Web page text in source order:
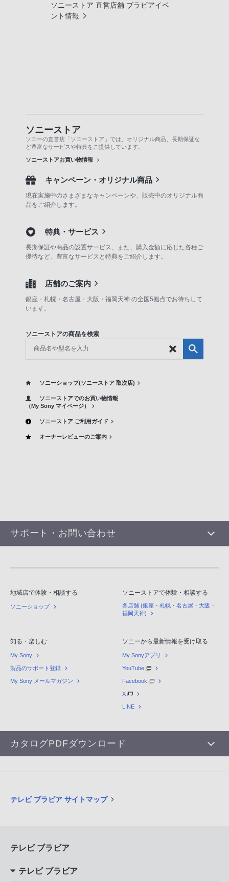
ソニーストア 直営店舗 ブラビアイベ
ント情報
ソニーストア
ソニーの直営店「ソニーストア」では、オリジナル商品、長期保証な
ど豊富なサービスや特典をご提供しています。
ソニーストアお買い物情報
キャンペーン・オリジナル商品
現在実施中のさまざまなキャンペーンや、販売中のオリジナル商
品をご紹介します。
特典・サービス
長期保証や商品の設置サービス、また、購入金額に応じた各種ご
優待など、豊富なサービスと特典をご紹介します。
店舗のご案内
銀座・札幌・名古屋・大阪・福岡天神 の全国5拠点でお待ちして
います。
ソニーストアの商品を検索
ソニーショップ(ソニーストア 取次店)
ソニーストアでのお買い物情報
（My Sony マイページ）
ソニーストア ご利用ガイド
オーナーレビューのご案内
サポート・お問い合わせ
地域店で体験・相談する
ソニーショップ
ソニーストアで体験・相談する
各店舗 (銀座・札幌・名古屋・大阪・
福岡天神)
知る・楽しむ
My Sony
製品のサポート登録
My Sony メールマガジン
ソニーから最新情報を受け取る
My Sonyアプリ
YouTube
Facebook
X
LINE
カタログPDFダウンロード
テレビ ブラビア サイトマップ
テレビ ブラビア
テレビ ブラビア